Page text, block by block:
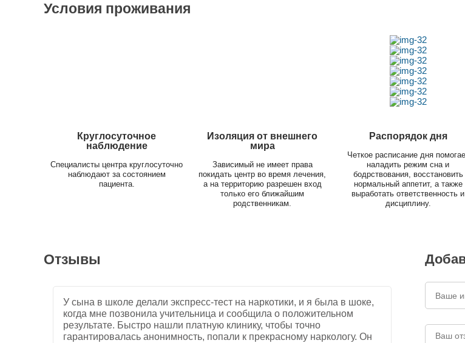
Условия проживания
Круглосуточное
наблюдение
Специалисты центра круглосуточно
наблюдают за состоянием
пациента.
Изоляция от внешнего
мира
Зависимый не имеет права
покидать центр во время лечения,
а на территорию разрешен вход
только его ближайшим
родственникам.
Распорядок дня
Четкое расписание дня
наладить режим сна и
бодрствования, восстановить
нормальный аппетит, а также
выработать ответственность и
дисциплину.
Отзывы
У сына в школе делали экспресс-тест на наркотики, и я была в шоке,
когда мне позвонила учительница и сообщила о положительном
результате. Быстро нашли платную клинику, чтобы точно
гарантировалась анонимность, попали к прекрасному наркологу. Он